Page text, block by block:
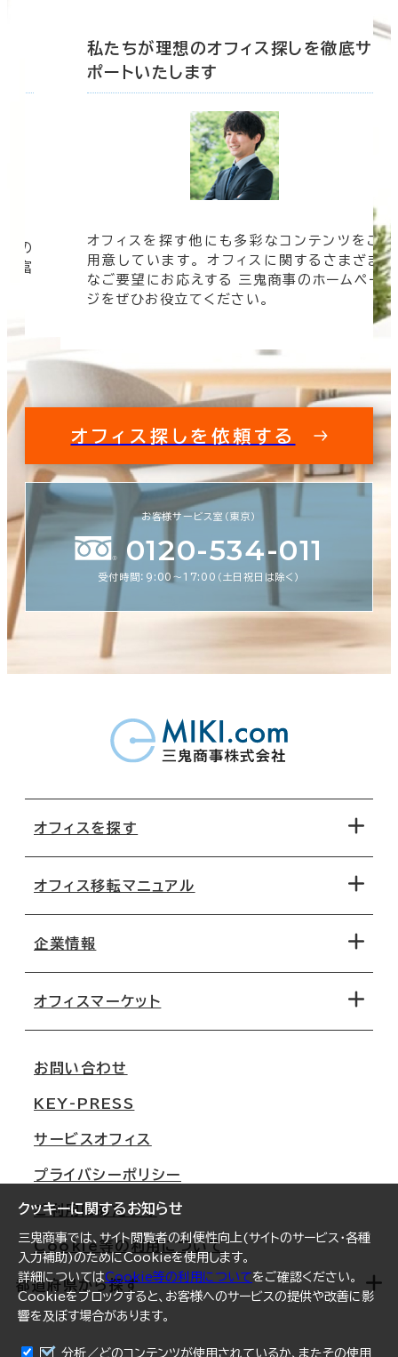
クッキーに関するお知らせ
三鬼商事では、サイト閲覧者の利便性向上(サイトのサービス・各種
入力補助)のためにCookieを使用します。
詳細についてはCookie等の利用についてをご確認ください。
Cookieをブロックすると、お客様へのサービスの提供や改善に影
響を及ぼす場合があります。
分析／どのコンテンツが使用されているか、またその使用
の
豊富
私たちが理想のオフィス探しを徹底サ
ポートいたします
オフィスを探す他にも多彩なコンテンツをご
用意しています。 オフィスに関するさまざま
なご要望にお応えする 三鬼商事のホームペー
ジをぜひお役立てください。
オフィス探しを依頼する
お客様サービス室（東京）
0120-534-011
受付時間：9:00〜17:00（土日祝日は除く）
オフィスを探す
地図から探す
路線・駅から探す
オフィス移転マニュアル
移転コストシミュレーション
移転スケジュール
オフィス移転Q&A
企業情報
オフィスマーケット
大阪
名古屋
札幌
仙台
横浜
福岡
オフィスリポート
ログイン
お問い合わせ
KEY-PRESS
サービスオフィス
プライバシーポリシー
ご利用にあたって
Cookie等の利用について
都道府県から探す